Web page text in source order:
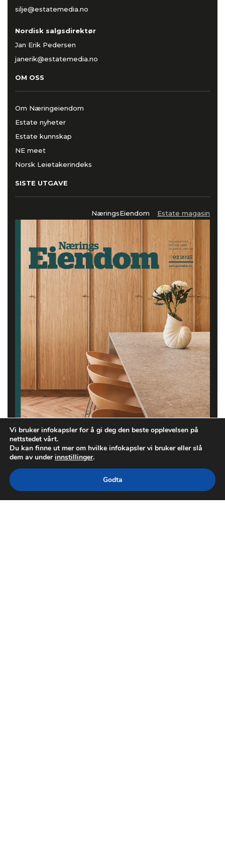
silje@estatemedia.no
Nordisk salgsdirektør
Jan Erik Pedersen
janerik@estatemedia.no
OM OSS
Om Næringeiendom
Estate nyheter
Estate kunnskap
NE meet
Norsk Leietakerindeks
SISTE UTGAVE
NæringsEiendom Estate magasin
Vi bruker infokapsler for å gi deg den beste opplevelsen på
nettstedet vårt.
Du kan finne ut mer om hvilke infokapsler vi bruker eller slå
dem av underinnstillinger.
Godta